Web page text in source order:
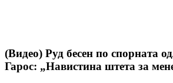
(Видео) Руд бесен по спорната
Гарос: „Навистина штета за